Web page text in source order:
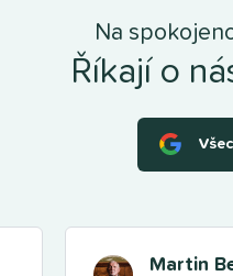
Martin
Na
Říkají o